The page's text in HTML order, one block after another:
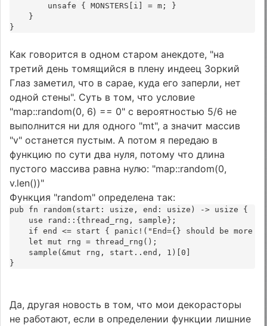
        unsafe { MONSTERS[i] = m; }
    }
}
Как говорится в одном старом анекдоте, "на
третий день томящийся в плену индеец Зоркий
Глаз заметил, что в сарае, куда его заперли, нет
одной стены". Суть в том, что условие
"map::random(0, 6) == 0" с вероятностью 5/6 не
выполнится ни для одного "mt", а значит массив
"v" останется пустым. А потом я передаю в
функцию по сути два нуля, потому что длина
пустого массива равна нулю: "map::random(0,
v.len())"
Функция "random" определена так:
pub fn random(start: usize, end: usize) -> usize {
    use rand::{thread_rng, sample};
if end <= start { panic!("End={} should be more
    let mut rng = thread_rng();
    sample(&mut rng, start..end, 1)[0]
}
Да, другая новость в том, что мои декорасторы
не работают, если в определении функции лишние